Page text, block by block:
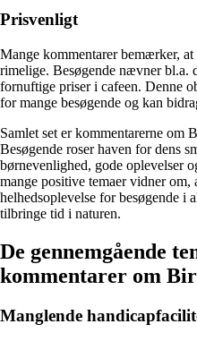
Prisvenligt
Mange kommentarer bemærker,
rimelige. Besøgende nævner bl.a.
fornuftige priser i cafeen. Denne
for mange besøgende og kan
Samlet set er kommentarerne om
Besøgende roser haven for dens
børnevenlighed, gode oplevelser
mange positive temaer vidner om,
helhedsoplevelse for besøgende i
tilbringe tid i naturen.
De gennemgående
kommentarer om
Manglende